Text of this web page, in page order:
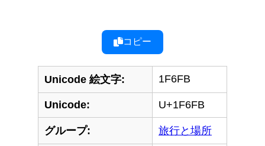
コピー
Unicode 絵文字: 1F6FB
Unicode: U+1F6FB
グループ: 旅行と場所